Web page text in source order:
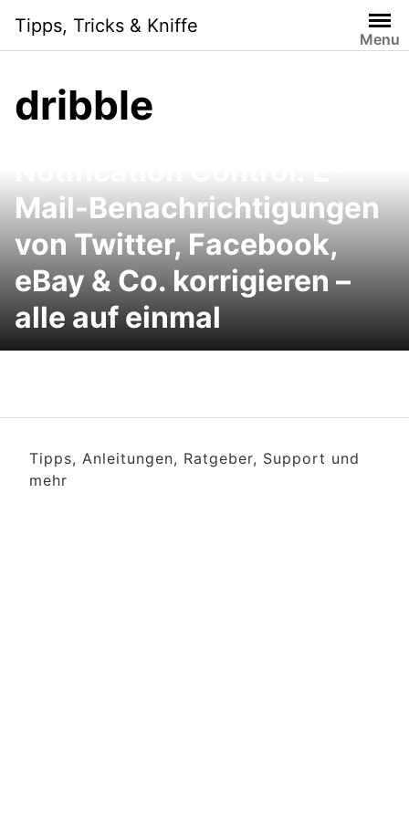
content
Tipps, Tricks & Kniffe
Menu
dribble
Mail-Benachrichtigungen
von Twitter, Facebook,
eBay & Co. korrigieren –
alle auf einmal
Tipps, Anleitungen, Ratgeber, Support und
mehr